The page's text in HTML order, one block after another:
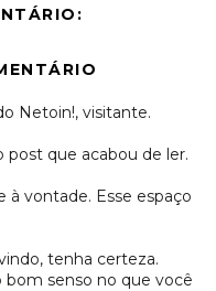
Netoin!, visitante.
que acabou de ler.
à vontade. Esse espaço
tenha certeza.
bom senso no que você